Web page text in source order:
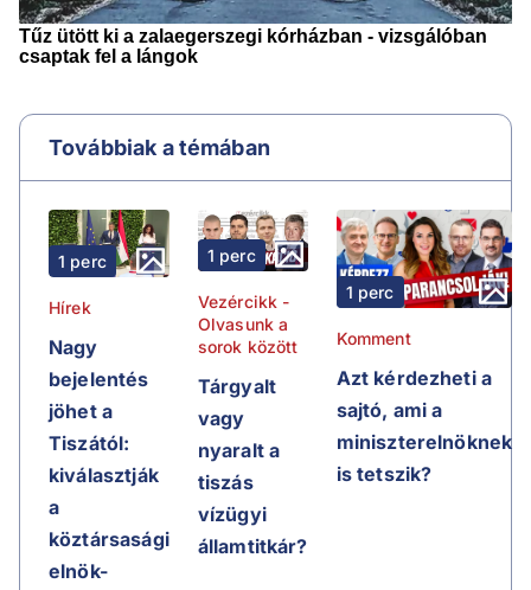
Továbbiak a témában
1 perc
Hírek
Nagy
bejelentés
jöhet a
Tiszától:
kiválasztják
a
köztársasági
elnök-
1 perc
Vezércikk -
Olvasunk a
sorok között
Tárgyalt
vagy
nyaralt a
tiszás
vízügyi
államtitkár?
1 perc
Komment
Azt kérdezheti a
sajtó, ami a
miniszterelnöknek
is tetszik?